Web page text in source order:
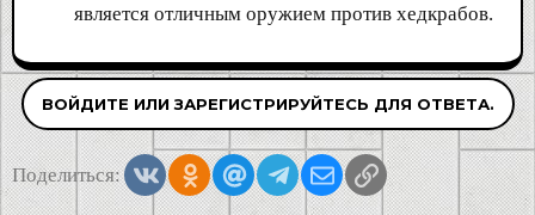
является отличным оружием против хедкрабов.
ВОЙДИТЕ ИЛИ ЗАРЕГИСТРИРУЙТЕСЬ ДЛЯ ОТВЕТА.
Поделиться: VkontakteOdnoklassniki
Mail.ruTelegramЭлектронная почта
Ссылка